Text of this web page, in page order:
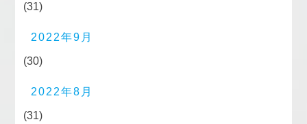
(31)
2022年9月
(30)
2022年8月
(31)